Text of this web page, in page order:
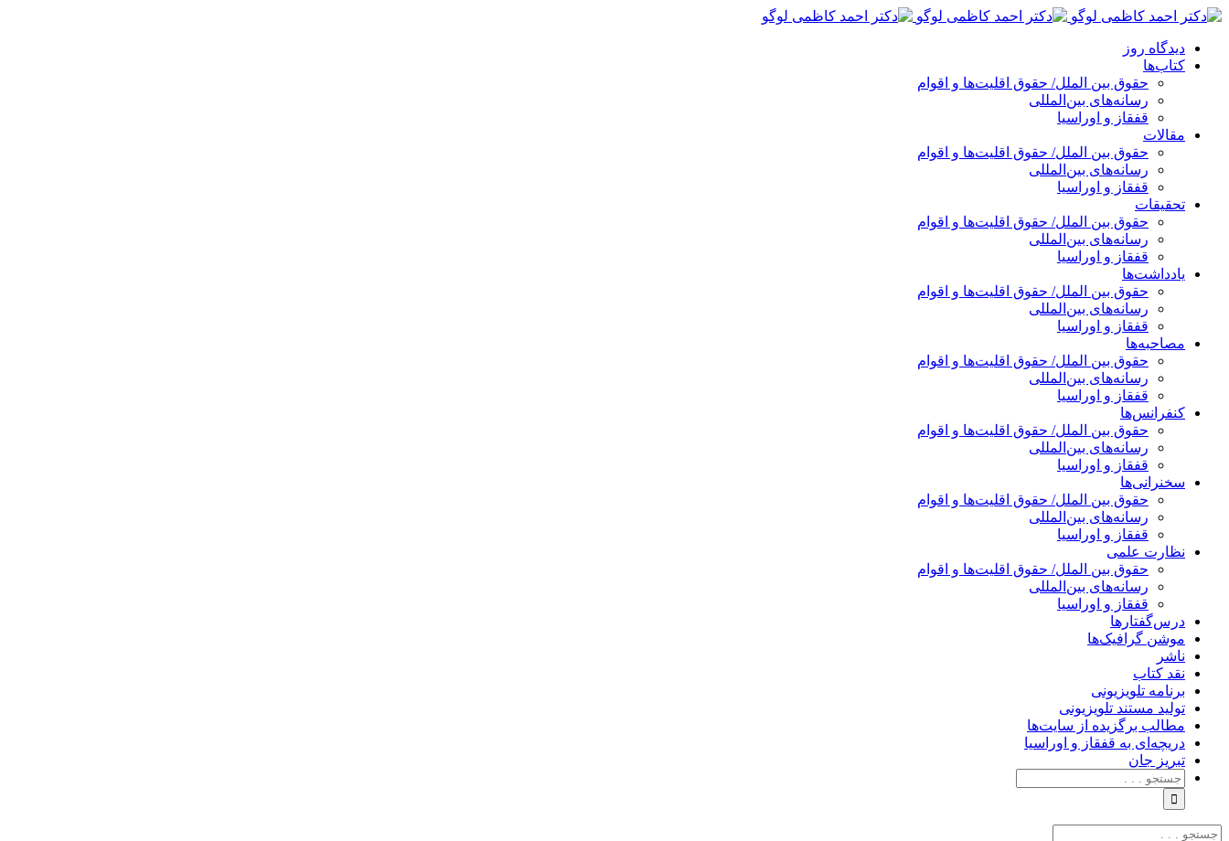
پرش
محتوا
دیدگاه روز
کتاب‌ها
حقوق بین الملل/ حقوق اقلیت‌ها و اقوام
رسانه‌های بین‌المللی
قفقاز و اوراسیا
مقالات
حقوق بین الملل/ حقوق اقلیت‌ها و اقوام
رسانه‌های بین‌المللی
قفقاز و اوراسیا
تحقیقات
حقوق بین الملل/ حقوق اقلیت‌ها و اقوام
رسانه‌های بین‌المللی
قفقاز و اوراسیا
یادداشت‌ها
حقوق بین الملل/ حقوق اقلیت‌ها و اقوام
رسانه‌های بین‌المللی
قفقاز و اوراسیا
مصاحبه‌ها
حقوق بین الملل/ حقوق اقلیت‌ها و اقوام
رسانه‌های بین‌المللی
قفقاز و اوراسیا
کنفرانس‌ها
حقوق بین الملل/ حقوق اقلیت‌ها و اقوام
رسانه‌های بین‌المللی
قفقاز و اوراسیا
سخنرانی‌ها
حقوق بین الملل/ حقوق اقلیت‌ها و اقوام
رسانه‌های بین‌المللی
قفقاز و اوراسیا
نظارت علمی
حقوق بین الملل/ حقوق اقلیت‌ها و اقوام
رسانه‌های بین‌المللی
قفقاز و اوراسیا
درس‌گفتارها
موشن گرافیک‌ها
ناشر
نقد کتاب
برنامه‌ تلویزیونی
تولید مستند تلویزیونی
مطالب برگزیده از سایت‌ها
دریچه‌ای به قفقاز و اوراسیا
تبریزِ جان
جستجو
برای:
جستجو